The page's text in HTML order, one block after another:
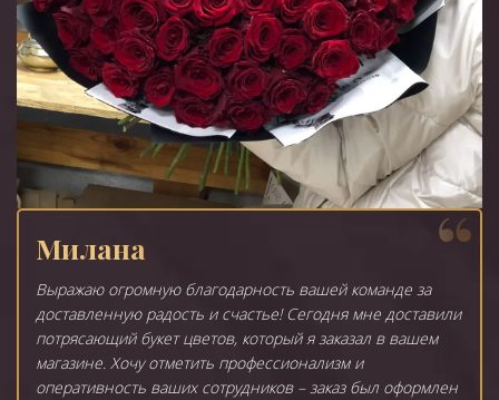
Милана
Выражаю огромную благодарность вашей команде за
доставленную радость и счастье! Сегодня мне доставили
потрясающий букет цветов, который я заказал в вашем
магазине. Хочу отметить профессионализм и
оперативность ваших сотрудников – заказ был оформлен